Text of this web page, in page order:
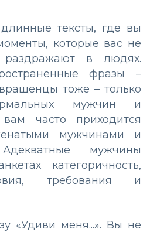
тексты, где вы
которые вас не
раздражают в людях.
фразы –
тоже – только
мужчин и
часто приходится
мужчинами и
мужчины
категоричность,
требования и
«Удиви меня...». Вы не